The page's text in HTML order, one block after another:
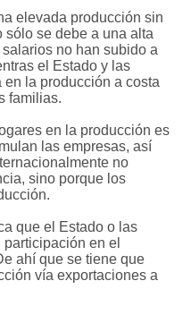
elevada producción sin
sólo se debe a una alta
no han subido a
el Estado y las
la producción a costa
familias.
en la producción es
las empresas, así
no
sino porque los
que el Estado o las
en el
ahí que se tiene que
vía exportaciones a